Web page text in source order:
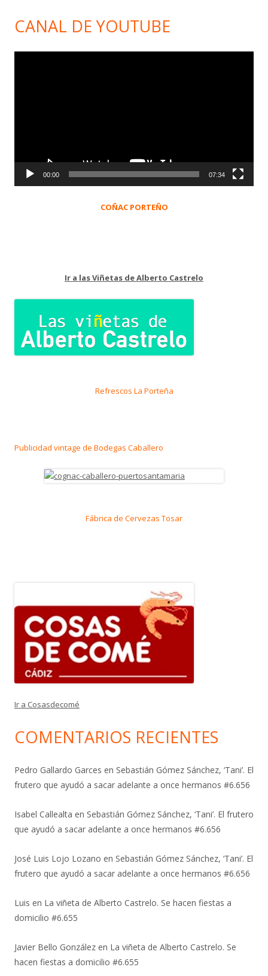
CANAL DE YOUTUBE
00:00 07:34
COÑAC PORTEÑO
Ir a las Viñetas de Alberto Castrelo
Refrescos La Porteña
Publicidad vintage de Bodegas Caballero
Fábrica de Cervezas Tosar
Ir a Cosasdecomé
COMENTARIOS RECIENTES
Pedro Gallardo Garces en Sebastián Gómez Sánchez, ‘Tani’. El
frutero que ayudó a sacar adelante a once hermanos #6.656
Isabel Callealta en Sebastián Gómez Sánchez, ‘Tani’. El frutero
que ayudó a sacar adelante a once hermanos #6.656
José Luis Lojo Lozano en Sebastián Gómez Sánchez, ‘Tani’. El
frutero que ayudó a sacar adelante a once hermanos #6.656
Luis en La viñeta de Alberto Castrelo. Se hacen fiestas a
domicilio #6.655
Javier Bello González en La viñeta de Alberto Castrelo. Se
hacen fiestas a domicilio #6.655